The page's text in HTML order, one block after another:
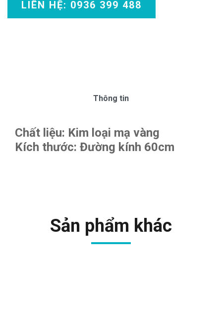
LIÊN HỆ: 0936 399 488
Thông tin
Chất liệu: Kim loại mạ vàng
Kích thước: Đường kính 60cm
Sản phẩm khác